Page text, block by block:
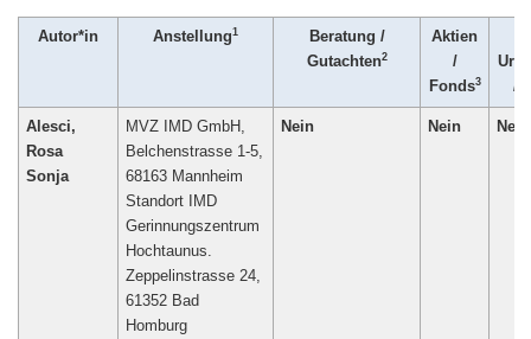
Autor*in Anstellung1
Beratung /
Gutachten2
Aktien
/
Fonds3
/
Alesci,
Rosa
Sonja
MVZ IMD GmbH,
Belchenstrasse 1-5,
68163 Mannheim
Standort IMD
Gerinnungszentrum
Hochtaunus.
Zeppelinstrasse 24,
61352 Bad
Homburg
Nein Nein Nein